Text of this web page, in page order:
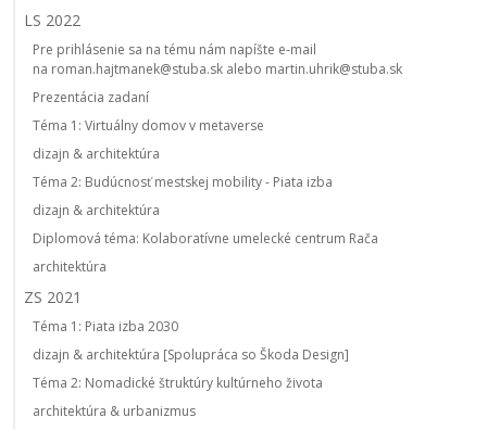
LS 2022
Pre prihlásenie sa na tému nám napíšte e-mail
na roman.hajtmanek@stuba.sk alebo martin.uhrik@stuba.sk
Prezentácia zadaní
Téma 1: Virtuálny domov v metaverse
dizajn & architektúra
Téma 2: Budúcnosť mestskej mobility - Piata izba
dizajn & architektúra
Diplomová téma: Kolaboratívne umelecké centrum Rača
architektúra
ZS 2021
Téma 1: Piata izba 2030
dizajn & architektúra [Spolupráca so Škoda Design]
Téma 2: Nomadické štruktúry kultúrneho života
architektúra & urbanizmus